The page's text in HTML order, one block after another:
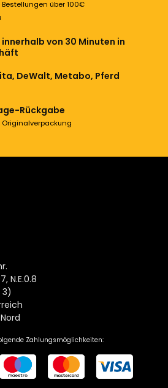
über 100€
von 30 Minuten in
DeWalt, Metabo, Pferd
Rückgabe
N.E.0.8
3)
Zahlungsmöglichkeiten: